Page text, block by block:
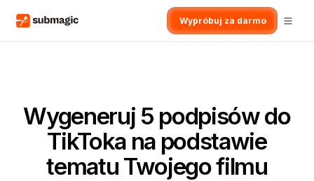
Wypróbuj za darmo
Wygeneruj 5 podpisów do
TikToka na podstawie
tematu Twojego filmu